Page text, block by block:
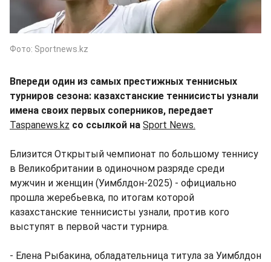
Фото: Sportnews.kz
Впереди один из самых престижных теннисных
турниров сезона: казахстанские теннисисты узнали
имена своих первых соперников, передает
Taspanews.kz со ссылкой на Sport News.
Близится Открытый чемпионат по большому теннису
в Великобритании в одиночном разряде среди
мужчин и женщин (Уимблдон-2025) - официально
прошла жеребьевка, по итогам которой
казахстанские теннисисты узнали, против кого
выступят в первой части турнира.
- Елена Рыбакина, обладательница титула за Уимблдон